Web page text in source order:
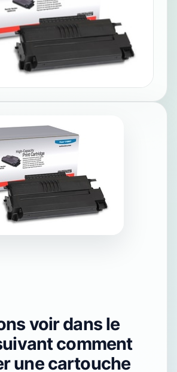
voir dans le
comment
une cartouche